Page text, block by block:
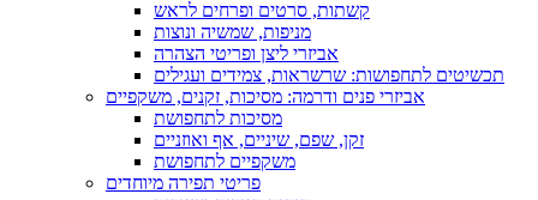
קשתות, סרטים ופרחים לראש
מניפות, שמשיה ונוצות
אביזרי ליצן ופריטי הצהרה
תכשיטים לתחפושות: שרשראות, צמידים ועגילים
אביזרי פנים ודרמה: מסיכות, זקנים, משקפיים
מסיכות לתחפושת
זקן, שפם, שיניים, אף ואוזניים
משקפיים לתחפושת
פריטי תפירה מיוחדים